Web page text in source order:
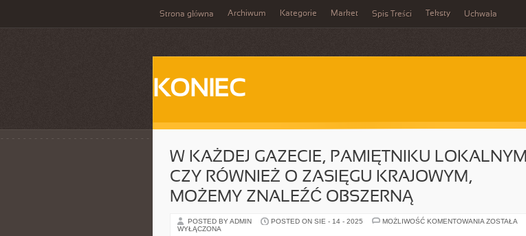
Strona główna Archiwum Kategorie Market Spis Treści Teksty Uchwała
KONIEC
W KAŻDEJ GAZECIE, PAMIĘTNIKU LOKALNYM
CZY RÓWNIEŻ O ZASIĘGU KRAJOWYM,
MOŻEMY ZNALEŹĆ OBSZERNĄ
POSTED BY ADMIN POSTED ON SIE - 14 - 2025 MOŻLIWOŚĆ KOMENTOWANIA W
ZOSTAŁA
WYŁĄCZONA